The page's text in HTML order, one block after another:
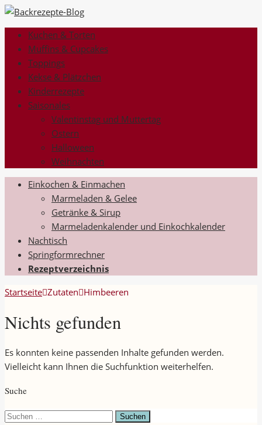
Kuchen & Torten
Muffins & Cupcakes
Toppings
Kekse & Plätzchen
Kinderrezepte
Saisonales
Valentinstag und Muttertag
Ostern
Halloween
Weihnachten
Einkochen & Einmachen
Marmeladen & Gelee
Getränke & Sirup
Marmeladenkalender und Einkochkalender
Nachtisch
Springformrechner
Rezeptverzeichnis
Startseite Zutaten Himbeeren
Nichts gefunden
Es konnten keine passenden Inhalte gefunden werden.
Vielleicht kann Ihnen die Suchfunktion weiterhelfen.
Suche
Suchen